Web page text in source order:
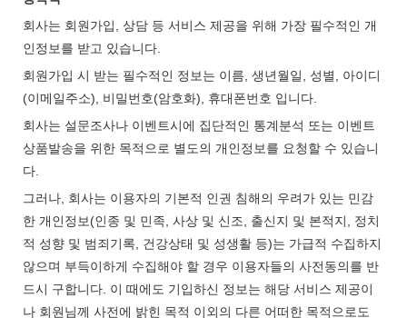
회사는 회원가입, 상담 등 서비스 제공을 위해 가장 필수적인 개
인정보를 받고 있습니다.
회원가입 시 받는 필수적인 정보는 이름, 생년월일, 성별, 아이디
(이메일주소), 비밀번호(암호화), 휴대폰번호 입니다.
회사는 설문조사나 이벤트시에 집단적인 통계분석 또는 이벤트
상품발송을 위한 목적으로 별도의 개인정보를 요청할 수 있습니
다.
그러나, 회사는 이용자의 기본적 인권 침해의 우려가 있는 민감
한 개인정보(인종 및 민족, 사상 및 신조, 출신지 및 본적지, 정치
적 성향 및 범죄기록, 건강상태 및 성생활 등)는 가급적 수집하지
않으며 부득이하게 수집해야 할 경우 이용자들의 사전동의를 반
드시 구합니다. 이 때에도 기입하신 정보는 해당 서비스 제공이
나 회원님께 사전에 밝힌 목적 이외의 다른 어떠한 목적으로도